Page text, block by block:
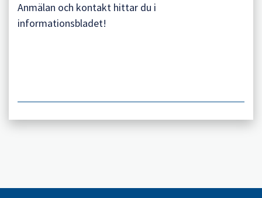
Anmälan och kontakt hittar du i
informationsbladet!